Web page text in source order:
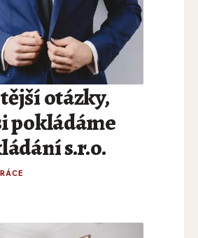
otázky,
pokládáme
s.r.o.